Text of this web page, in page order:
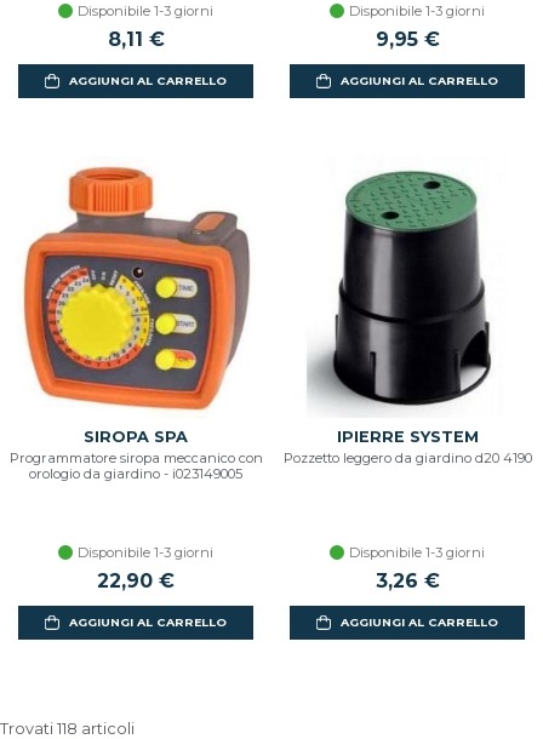
Disponibile 1-3 giorni
8,11 €
AGGIUNGI AL CARRELLO
Disponibile 1-3 giorni
9,95 €
AGGIUNGI AL CARRELLO
SIROPA SPA
Programmatore siropa meccanico con
orologio da giardino - i023149005
Disponibile 1-3 giorni
22,90 €
AGGIUNGI AL CARRELLO
IPIERRE SYSTEM
Pozzetto leggero da giardino d20 4190
Disponibile 1-3 giorni
3,26 €
AGGIUNGI AL CARRELLO
Trovati 118 articoli